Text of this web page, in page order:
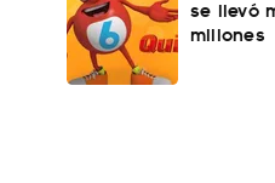
se llevó
millones